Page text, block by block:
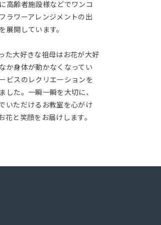
高齢者施設様などでワンコ
ラワーアレンジメントの出
展開しています。
た大好きな祖母はお花が大好
か身体が動かなくなってい
ビスのレクリエーションを
した。一瞬一瞬を大切に、
いただけるお教室を心がけ
花と笑顔をお届けします。